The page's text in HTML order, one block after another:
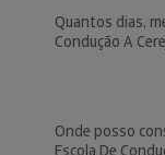
Quantos dias,
Condução A
Onde posso
Escola De